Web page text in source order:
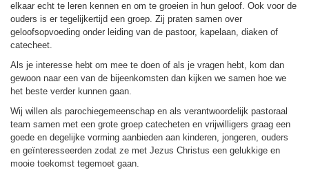
elkaar echt te leren kennen en om te groeien in hun geloof. Ook voor de
ouders is er tege­lijker­tijd een groep. Zij praten samen over
geloofsopvoe­ding onder lei­ding van de pastoor, kape­laan, diaken of
catecheet.
Als je in­te­res­se hebt om mee te doen of als je vragen hebt, kom dan
gewoon naar een van de bij­een­komsten dan kijken we samen hoe we
het beste ver­der kunnen gaan.
Wij willen als pa­ro­chie­ge­meen­schap en als verant­woor­de­lijk pas­to­raal
team samen met een grote groep catecheten en vrij­wil­li­gers graag een
goede en dege­lijke vor­ming aanbie­den aan kin­de­ren, jon­ge­ren, ouders
en geïn­te­res­seer­den zodat ze met Jezus Christus een gelukkige en
mooie toe­komst tegemoet gaan.